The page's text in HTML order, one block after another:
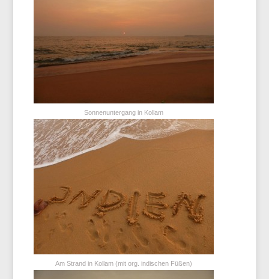
Sonnenuntergang in Kollam
Am Strand in Kollam (mit org. indischen Füßen)